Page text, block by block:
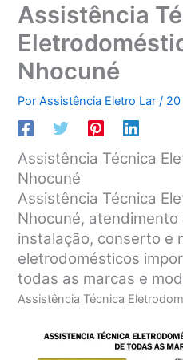
Assistência
Nhocuné
PorAssistência Eletro Lar/
Assistência Técnica
Nhocuné
Assistência Técnica
Nhocuné, atendimento
instalação, conserto e
eletrodomésticos
todas as marcas e
Assistência Técnica